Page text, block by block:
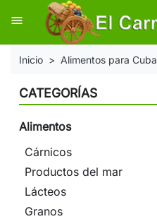
menu
Inicio Alimentos para Cuba
CATEGORÍAS
Alimentos
Cárnicos
Productos del mar
Lácteos
Granos